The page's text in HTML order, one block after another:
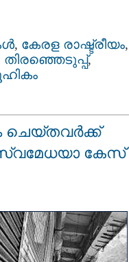
, കേരള രാഷ്ട്രീയം,
തിരഞ്ഞെടുപ്പ്,
ചെയ്തവര്‍ക്ക്
കേസ്